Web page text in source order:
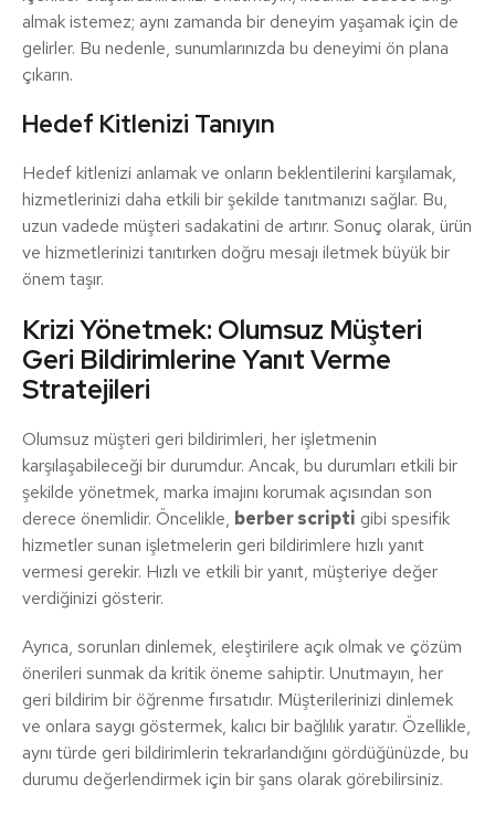
almak istemez; aynı zamanda bir deneyim yaşamak için de
gelirler. Bu nedenle, sunumlarınızda bu deneyimi ön plana
çıkarın.
Hedef Kitlenizi Tanıyın
Hedef kitlenizi anlamak ve onların beklentilerini karşılamak,
hizmetlerinizi daha etkili bir şekilde tanıtmanızı sağlar. Bu,
uzun vadede müşteri sadakatini de artırır. Sonuç olarak, ürün
ve hizmetlerinizi tanıtırken doğru mesajı iletmek büyük bir
önem taşır.
Krizi Yönetmek: Olumsuz Müşteri
Geri Bildirimlerine Yanıt Verme
Stratejileri
Olumsuz müşteri geri bildirimleri, her işletmenin
karşılaşabileceği bir durumdur. Ancak, bu durumları etkili bir
şekilde yönetmek, marka imajını korumak açısından son
derece önemlidir. Öncelikle, berber scripti gibi spesifik
hizmetler sunan işletmelerin geri bildirimlere hızlı yanıt
vermesi gerekir. Hızlı ve etkili bir yanıt, müşteriye değer
verdiğinizi gösterir.
Ayrıca, sorunları dinlemek, eleştirilere açık olmak ve çözüm
önerileri sunmak da kritik öneme sahiptir. Unutmayın, her
geri bildirim bir öğrenme fırsatıdır. Müşterilerinizi dinlemek
ve onlara saygı göstermek, kalıcı bir bağlılık yaratır. Özellikle,
aynı türde geri bildirimlerin tekrarlandığını gördüğünüzde, bu
durumu değerlendirmek için bir şans olarak görebilirsiniz.